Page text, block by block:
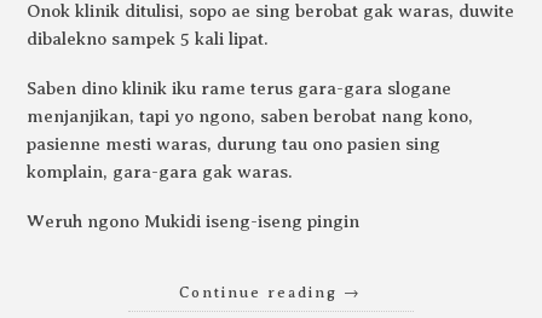
Onok klinik ditulisi, sopo ae sing berobat gak waras, duwite
dibalekno sampek 5 kali lipat.
Saben dino klinik iku rame terus gara-gara slogane
menjanjikan, tapi yo ngono, saben berobat nang kono,
pasienne mesti waras, durung tau ono pasien sing
komplain, gara-gara gak waras.
Weruh ngono Mukidi iseng-iseng pingin
Continue reading →